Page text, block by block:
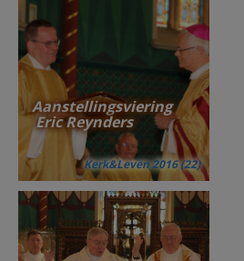
Aanstellingsviering
Eric Reynders
Kerk&Leven 2016 (22)